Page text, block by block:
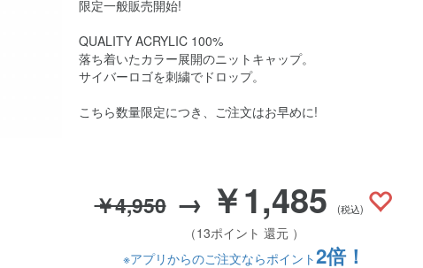
限定一般販売開始!
QUALITY ACRYLIC 100%
落ち着いたカラー展開のニットキャップ。
サイバーロゴを刺繍でドロップ。
こちら数量限定につき、ご注文はお早めに!
￥4,950 → ￥1,485 (税込)
（13ポイント 還元 ）
※アプリからのご注文ならポイント2倍！